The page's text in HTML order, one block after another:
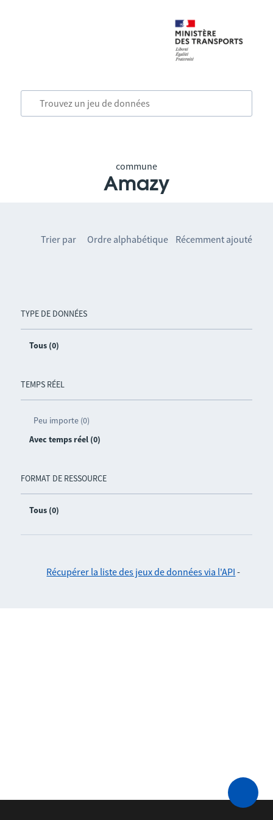
commune
Amazy
TYPE DE DONNÉES
Tous (0)
TEMPS RÉEL
Peu importe (0)
Avec temps réel (0)
FORMAT DE RESSOURCE
Tous (0)
Trier par Ordre alphabétique Récemment ajouté
Récupérer la liste des jeux de données via l'API -